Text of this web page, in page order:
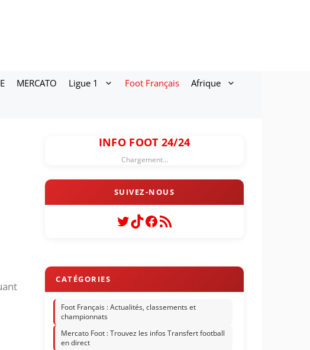
MERCATO Ligue 1 Foot Français Afrique
INFO FOOT 24/24
Chargement...
Twitter
TikTok
Facebook
Flux RSS
Foot Français : Actualités, classements et
championnats
Mercato Foot : Trouvez les infos Transfert football
en direct